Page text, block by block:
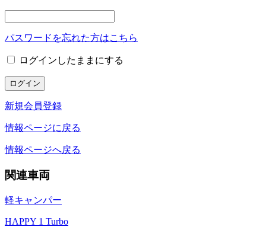
パスワードを忘れた方はこちら
ログインしたままにする
新規会員登録
情報ページに戻る
情報ページへ戻る
関連車両
軽キャンパー
HAPPY 1 Turbo